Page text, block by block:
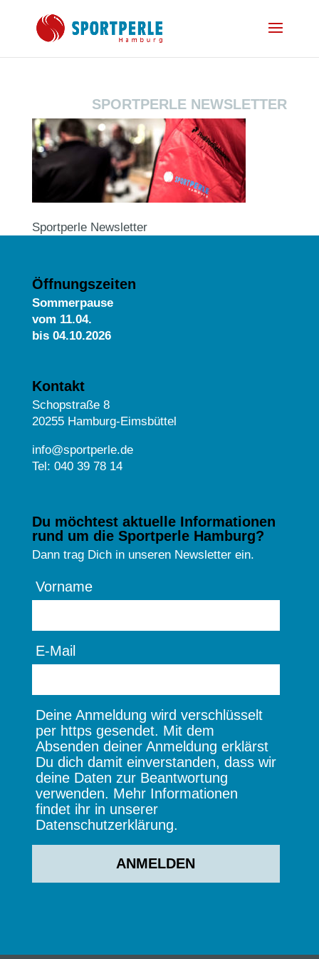
SPORTPERLE NEWSLETTER
Sportperle Newsletter
Öffnungszeiten
Sommerpause
vom 11.04.
bis 04.10.2026
Kontakt
Schopstraße 8
20255 Hamburg-Eimsbüttel
info@sportperle.de
Tel: 040 39 78 14
Du möchtest aktuelle Informationen
rund um die Sportperle Hamburg?
Dann trag Dich in unseren Newsletter ein.
Vorname
E-Mail
Deine Anmeldung wird verschlüsselt
per https gesendet. Mit dem
Absenden deiner Anmeldung erklärst
Du dich damit einverstanden, dass wir
deine Daten zur Beantwortung
verwenden. Mehr Informationen
findet ihr in unserer
Datenschutzerklärung.